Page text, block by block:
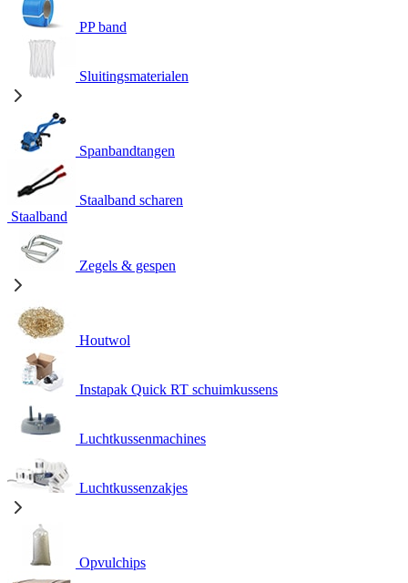
PP band
Sluitingsmaterialen
Spanbandtangen
Staalband scharen
Staalband
Zegels & gespen
Houtwol
Instapak Quick RT schuimkussens
Luchtkussenmachines
Luchtkussenzakjes
Opvulchips